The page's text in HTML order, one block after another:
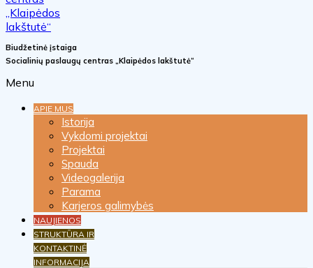
Biudžetinė įstaiga
Socialinių paslaugų centras „Klaipėdos lakštutė“
Menu
APIE MUS
Istorija
Vykdomi projektai
Projektai
Spauda
Videogalerija
Parama
Karjeros galimybės
NAUJIENOS
STRUKTŪRA IR
KONTAKTINĖ
INFORMACIJA